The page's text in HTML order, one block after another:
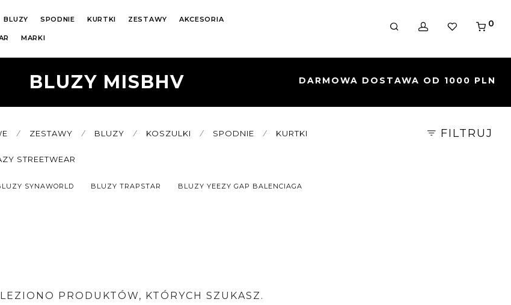
BLUZY SPODNIE KURTKI ZESTAWY AKCESORIA
MARKI
0
BLUZY MISBHV
FILTRUJ
⁄ ZESTAWY ⁄ BLUZY ⁄ KOSZULKI ⁄ SPODNIE ⁄ KURTKI
STREETWEAR
SYNAWORLD BLUZY TRAPSTAR BLUZY YEEZY GAP BALENCIAGA
PRODUKTÓW, KTÓRYCH SZUKASZ.